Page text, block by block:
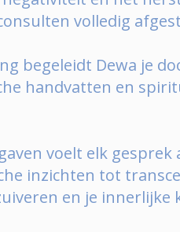
volledig
begeleidt Dewa je
handvatten en
voelt elk
inzichten tot
en je innerlijke